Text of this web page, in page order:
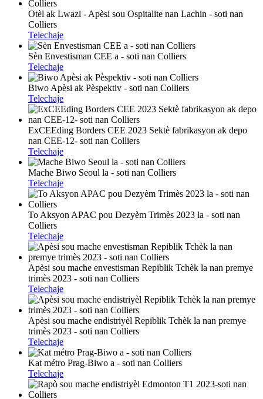
Otèl ak Lwazi - Apèsi sou Ospitalite nan Lachin - soti nan
Colliers
Telechaje
Sèn Envestisman CEE a - soti nan Colliers
Telechaje
Biwo Apèsi ak Pèspektiv - soti nan Colliers
Telechaje
ExCEEding Borders CEE 2023 Sektè fabrikasyon ak depo
nan CEE-12- soti nan Colliers
Telechaje
Mache Biwo Seoul la - soti nan Colliers
Telechaje
To Aksyon APAC pou Dezyèm Trimès 2023 la - soti nan
Colliers
Telechaje
Apèsi sou mache envestisman Repiblik Tchèk la nan premye
trimès 2023 - soti nan Colliers
Telechaje
Apèsi sou mache endistriyèl Repiblik Tchèk la nan premye
trimès 2023 - soti nan Colliers
Telechaje
Kat métro Prag-Biwo a - soti nan Colliers
Telechaje